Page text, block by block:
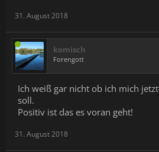
31. August 2018
komisch
Forengott
Ich weiß gar nicht ob ich mich
soll.
Positiv ist das es voran geht!
31. August 2018